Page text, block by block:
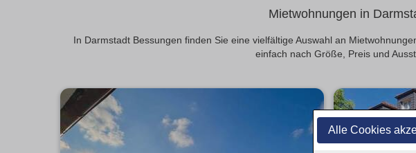
Alle Cookies
Mietwohnungen in
In Darmstadt Bessungen finden Sie eine vielfältige Auswahl an
einfach nach Größe, Preis und